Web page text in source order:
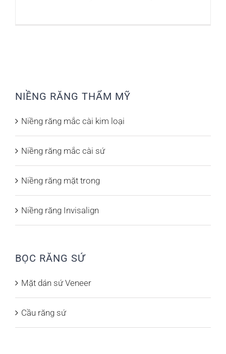
NIỀNG RĂNG THẨM MỸ
Niềng răng mắc cài kim loại
Niềng răng mắc cài sứ
Niềng răng mặt trong
Niềng răng Invisalign
BỌC RĂNG SỨ
Mặt dán sứ Veneer
Cầu răng sứ